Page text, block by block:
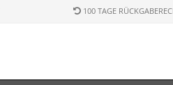
100 TAGE